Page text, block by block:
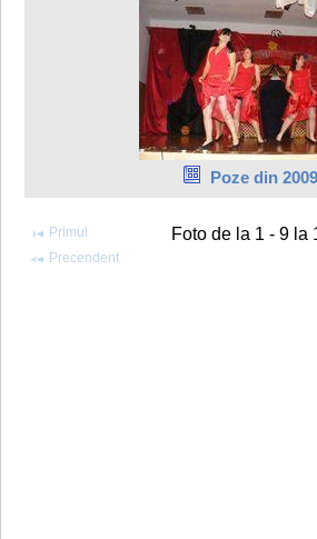
Poze din 2009
Primul
Precendent
Foto de la 1 - 9 la